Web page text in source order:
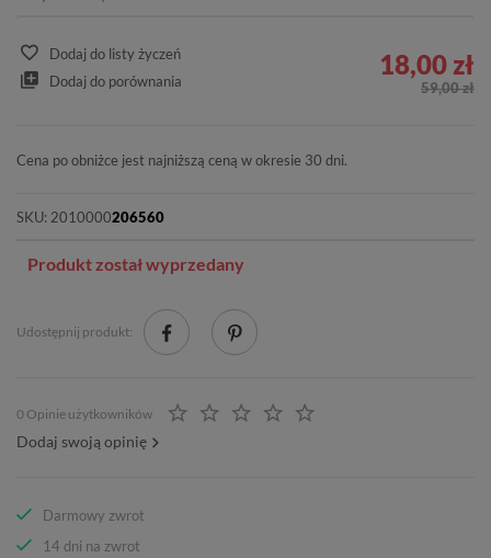
Dodaj do listy życzeń
Dodaj do porównania
18,00 zł
59,00 zł
Cena po obniżce jest najniższą ceną w okresie 30 dni.
SKU: 2010000206560
Produkt został wyprzedany
Udostępnij produkt:
0 Opinie użytkowników
Dodaj swoją opinię
Darmowy zwrot
14 dni na zwrot